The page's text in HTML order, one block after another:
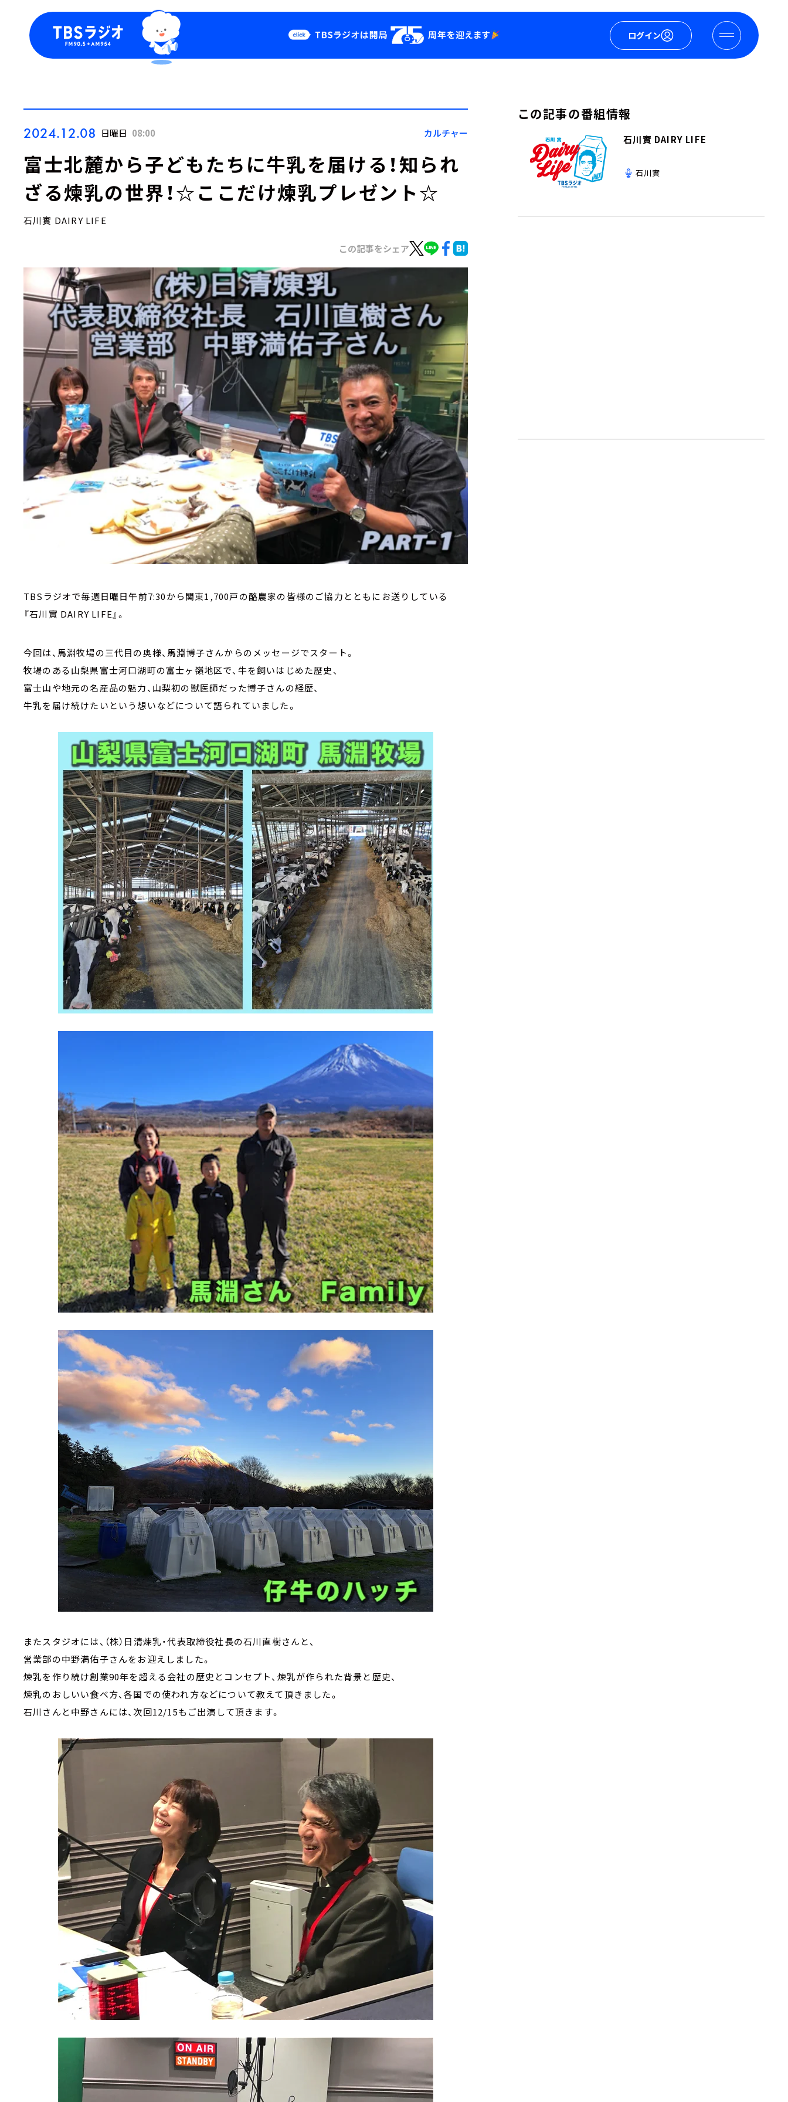
ログイン
Podcast
YouTube
2024.12.08 日曜日 08:00 カルチャー
富士北麓から子どもたちに牛乳を届ける！知られ
ざる煉乳の世界！☆ここだけ煉乳プレゼント☆
石川實 DAIRY LIFE
この記事をシェア
TBSラジオで毎週日曜日午前7:30から関東1,700戸の酪農家の皆様のご協力とともにお送りしている
『石川實 DAIRY LIFE』。
今回は、馬淵牧場の三代目の奥様、馬淵博子さんからのメッセージでスタート。
牧場のある山梨県富士河口湖町の富士ヶ嶺地区で、牛を飼いはじめた歴史、
富士山や地元の名産品の魅力、山梨初の獣医師だった博子さんの経歴、
牛乳を届け続けたいという想いなどについて語られていました。
またスタジオには、（株）日清煉乳・代表取締役社長の石川直樹さんと、
営業部の中野満佑子さんをお迎えしました。
煉乳を作り続け創業90年を超える会社の歴史とコンセプト、煉乳が作られた背景と歴史、
煉乳のおしいい食べ方、各国での使われ方などについて教えて頂きました。
石川さんと中野さんには、次回12/15もご出演して頂きます。
この記事の番組情報
石川實 DAIRY LIFE
石川實